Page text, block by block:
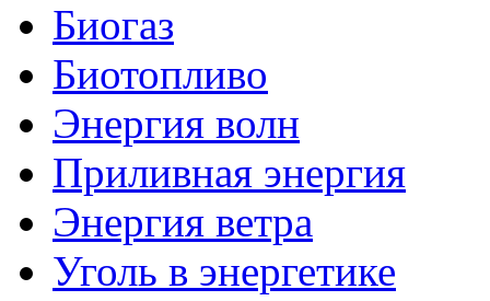
Биогаз
Биотопливо
Энергия волн
Приливная энергия
Энергия ветра
Уголь в энергетике